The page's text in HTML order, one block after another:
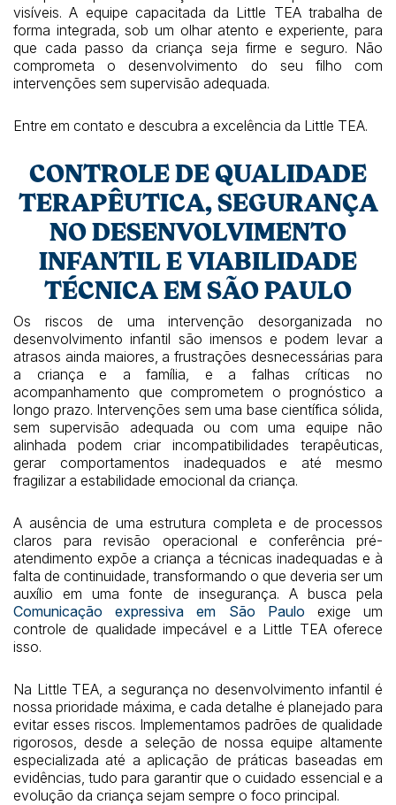
visíveis. A equipe capacitada da Little TEA trabalha de
forma integrada, sob um olhar atento e experiente, para
que cada passo da criança seja firme e seguro. Não
comprometa o desenvolvimento do seu filho com
intervenções sem supervisão adequada.
Entre em contato e descubra a excelência da Little TEA.
CONTROLE DE QUALIDADE
TERAPÊUTICA, SEGURANÇA
NO DESENVOLVIMENTO
INFANTIL E VIABILIDADE
TÉCNICA EM SÃO PAULO
Os riscos de uma intervenção desorganizada no
desenvolvimento infantil são imensos e podem levar a
atrasos ainda maiores, a frustrações desnecessárias para
a criança e a família, e a falhas críticas no
acompanhamento que comprometem o prognóstico a
longo prazo. Intervenções sem uma base científica sólida,
sem supervisão adequada ou com uma equipe não
alinhada podem criar incompatibilidades terapêuticas,
gerar comportamentos inadequados e até mesmo
fragilizar a estabilidade emocional da criança.
A ausência de uma estrutura completa e de processos
claros para revisão operacional e conferência pré-
atendimento expõe a criança a técnicas inadequadas e à
falta de continuidade, transformando o que deveria ser um
auxílio em uma fonte de insegurança. A busca pela
Comunicação expressiva em São Paulo exige um
controle de qualidade impecável e a Little TEA oferece
isso.
Na Little TEA, a segurança no desenvolvimento infantil é
nossa prioridade máxima, e cada detalhe é planejado para
evitar esses riscos. Implementamos padrões de qualidade
rigorosos, desde a seleção de nossa equipe altamente
especializada até a aplicação de práticas baseadas em
evidências, tudo para garantir que o cuidado essencial e a
evolução da criança sejam sempre o foco principal.